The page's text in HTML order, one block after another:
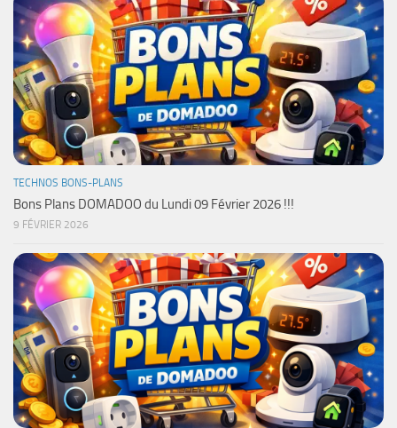
TECHNOS BONS-PLANS
Bons Plans DOMADOO du Lundi 09 Février 2026 !!!
9 FÉVRIER 2026